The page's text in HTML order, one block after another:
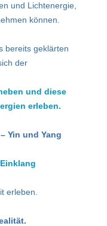
und Lichtenergie,
können.
bereits geklärten
der
und diese
erleben.
Yin und Yang
erleben.